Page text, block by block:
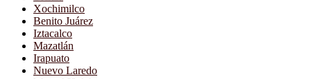
Xochimilco
Benito Juárez
Iztacalco
Mazatlán
Irapuato
Nuevo Laredo